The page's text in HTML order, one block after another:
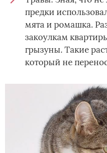
предки
мята и ромашка.
закоулкам
грызуны. Такие
который не